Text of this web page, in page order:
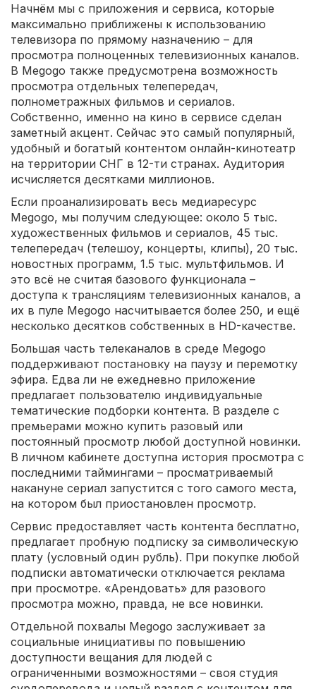
Начнём мы с приложения и сервиса, которые
максимально приближены к использованию
телевизора по прямому назначению – для
просмотра полноценных телевизионных каналов.
В Megogo также предусмотрена возможность
просмотра отдельных телепередач,
полнометражных фильмов и сериалов.
Собственно, именно на кино в сервисе сделан
заметный акцент. Сейчас это самый популярный,
удобный и богатый контентом онлайн-кинотеатр
на территории СНГ в 12-ти странах. Аудитория
исчисляется десятками миллионов.
Если проанализировать весь медиаресурс
Megogo, мы получим следующее: около 5 тыс.
художественных фильмов и сериалов, 45 тыс.
телепередач (телешоу, концерты, клипы), 20 тыс.
новостных программ, 1.5 тыс. мультфильмов. И
это всё не считая базового функционала –
доступа к трансляциям телевизионных каналов, а
их в пуле Megogo насчитывается более 250, и ещё
несколько десятков собственных в HD-качестве.
Большая часть телеканалов в среде Megogo
поддерживают постановку на паузу и перемотку
эфира. Едва ли не ежедневно приложение
предлагает пользователю индивидуальные
тематические подборки контента. В разделе с
премьерами можно купить разовый или
постоянный просмотр любой доступной новинки.
В личном кабинете доступна история просмотра с
последними таймингами – просматриваемый
накануне сериал запустится с того самого места,
на котором был приостановлен просмотр.
Сервис предоставляет часть контента бесплатно,
предлагает пробную подписку за символическую
плату (условный один рубль). При покупке любой
подписки автоматически отключается реклама
при просмотре. «Арендовать» для разового
просмотра можно, правда, не все новинки.
Отдельной похвалы Megogo заслуживает за
социальные инициативы по повышению
доступности вещания для людей с
ограниченными возможностями – своя студия